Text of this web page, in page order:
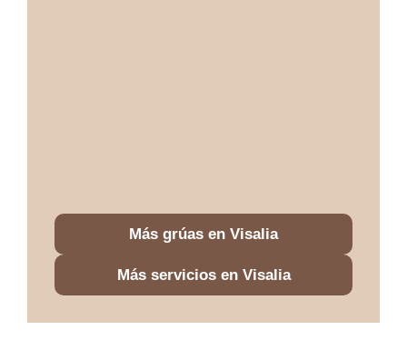
Más grúas en Visalia
Más servicios en Visalia